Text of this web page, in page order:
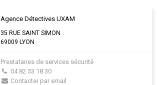
Agence Détectives UXAM
35 RUE SAINT SIMON
69009 LYON
Prestataires de services sécurité
04 82 53 18 30
Contacter par email